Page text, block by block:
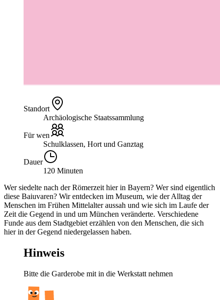
Standort
Archäologische Staatssammlung
Für wen
Schulklassen, Hort und Ganztag
Dauer
120 Minuten
Wer siedelte nach der Römerzeit hier in Bayern? Wer sind eigentlich
diese Baiuvaren? Wir entdecken im Museum, wie der Alltag der
Menschen im Frühen Mittelalter aussah und wie sich im Laufe der
Zeit die Gegend in und um München veränderte. Verschiedene
Funde aus dem Stadtgebiet erzählen von den Menschen, die sich
hier in der Gegend niedergelassen haben.
Hinweis
Bitte die Garderobe mit in die Werkstatt nehmen